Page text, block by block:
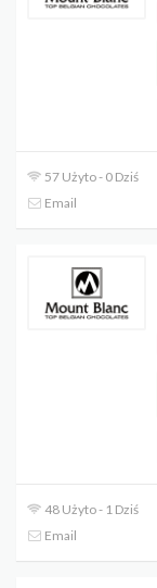
57 Użyto - 0 Dziś
Email
48 Użyto - 1 Dziś
Email